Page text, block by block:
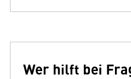
Wer hilft bei